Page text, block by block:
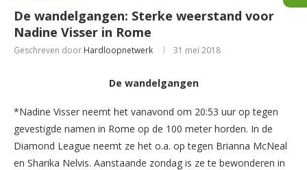
De wandelgangen: Sterke weerstand voor
Nadine Visser in Rome
Geschreven door Hardloopnetwerk 31 mei 2018
De wandelgangen
*Nadine Visser neemt het vanavond om 20:53 uur op tegen
gevestigde namen in Rome op de 100 meter horden. In de
Diamond League neemt ze het o.a. op tegen Brianna McNeal
en Sharika Nelvis. Aanstaande zondag is ze te bewonderen in